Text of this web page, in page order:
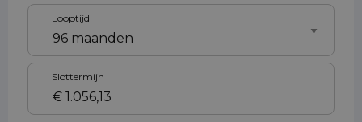
Looptijd
Slottermijn